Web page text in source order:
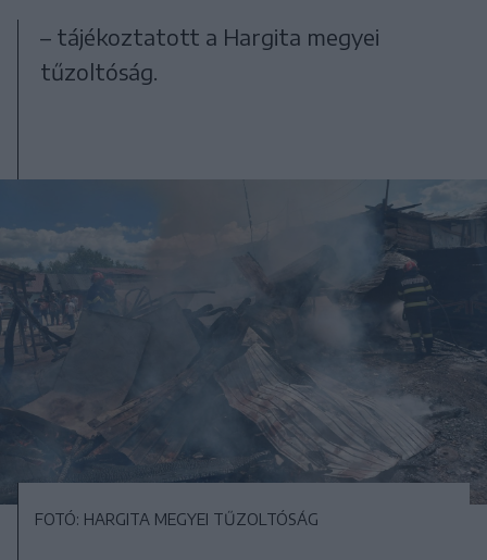
– tájékoztatott a Hargita megyei
tűzoltóság.
FOTÓ: HARGITA MEGYEI TŰZOLTÓSÁG